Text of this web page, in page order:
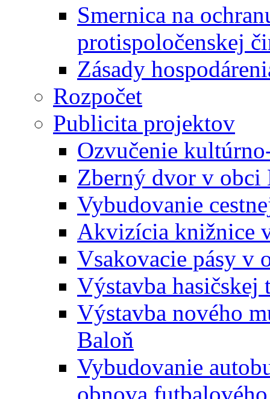
Smernica na
protispoločenskej
Zásady
Rozpočet
Publicita projektov
Ozvučenie
Zberný dvor v obci
Vybudovanie
Akvizícia knižnice
Vsakovacie pásy v
Výstavba
Výstavba nového
Baloň
Vybudovanie
obnova